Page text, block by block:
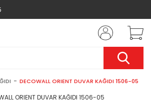
DECOWALL ORIENT DUVAR KAĞIDI 1506-05